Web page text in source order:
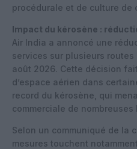
procédurale et de culture de
Impact du kérosène :
Air India a annoncé une
services sur plusieurs
août 2026. Cette décision
d’espace aérien dans
record du kérosène, qui
commerciale de nombreuses
Selon un communiqué de la
mesures touchent